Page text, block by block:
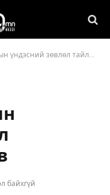
зөвлөл тайлангаа тавив
байхгүй